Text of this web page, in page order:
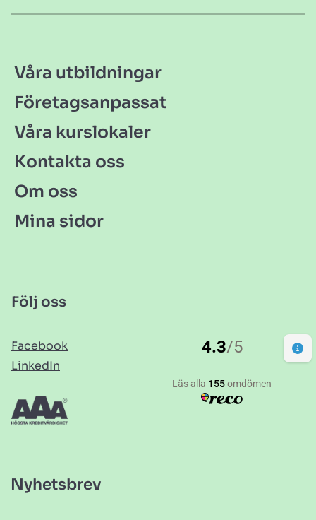
Våra utbildningar
Företagsanpassat
Våra kurslokaler
Kontakta oss
Om oss
Mina sidor
Följ oss
Facebook
LinkedIn
Nyhetsbrev